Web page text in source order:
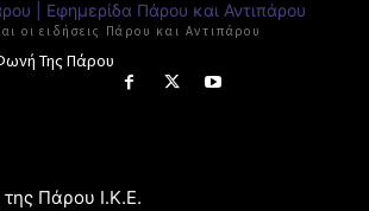
οι ειδήσεις Πάρου και Αντιπάρου
Της Πάρου
της Πάρου Ι.Κ.Ε.